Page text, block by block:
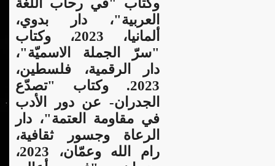
وكتاب "في رحاب اللغة
العربية"، دار بدوي،
ألمانيا، 2023، وكتاب
"سرّ الجملة الاسميّة"،
دار الرقمية، فلسطين،
2023. وكتاب "تصدّع
الجدران- عن دور الأدب
في مقاومة العتمة"، دار
الرعاة وجسور ثقافية،
رام الله وعمّان، 2023،